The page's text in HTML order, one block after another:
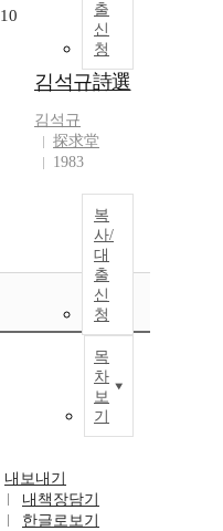
출
신
청
10
김석규詩選
김석규
探求堂
1983
복
사/
대
출
신
청
목
차
보
기
내보내기
내책장담기
한글로보기